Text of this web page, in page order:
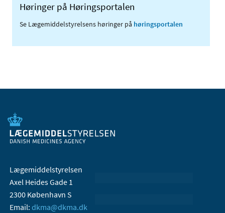
Høringer på Høringsportalen
Se Lægemiddelstyrelsens høringer på høringsportalen
Lægemiddelstyrelsen
Axel Heides Gade 1
2300 København S
Email: dkma@dkma.dk